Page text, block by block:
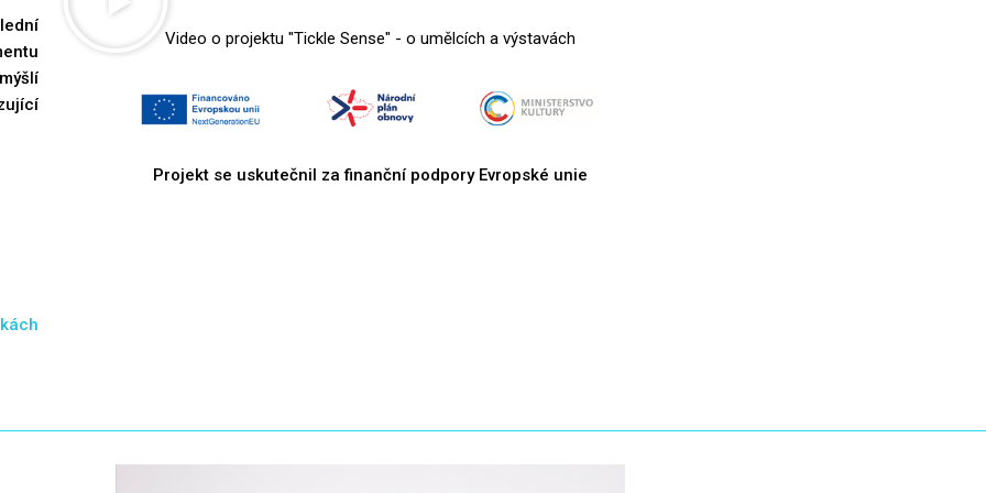
Video o projektu "Tickle Sense" - o umělcích a výstavách
Projekt se uskutečnil za finanční podpory Evropské unie